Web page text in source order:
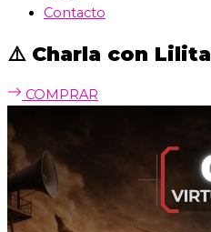
Contacto
⚠️ Charla con Lilita
COMPRAR